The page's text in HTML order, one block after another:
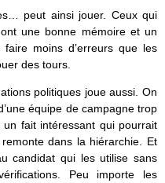
peut ainsi jouer. Ceux qui
une bonne mémoire et un
moins d’erreurs que les
des tours.
politiques joue aussi. On
équipe de campagne trop
fait intéressant qui pourrait
dans la hiérarchie. Et
candidat qui les utilise sans
Peu importe les